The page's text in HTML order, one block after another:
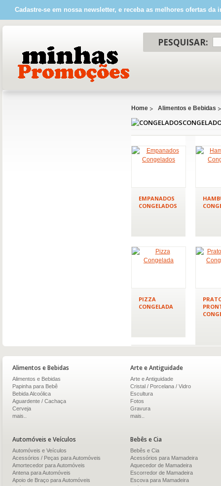
Cadastre-se em nossa newsletter, e receba as melhores ofertas da
PESQUISAR:
Home Alimentos e Bebidas
EMPANADOS
CONGELADOS
PIZZA
CONGELADA
Alimentos e Bebidas
Alimentos e Bebidas
Papinha para Bebê
Bebida Alcoólica
Aguardente / Cachaça
Cerveja
mais..
Arte e Antiguidade
Arte e Antiguidade
Cristal / Porcelana / Vidro
Escultura
Fotos
Gravura
mais..
Automóveis e Veículos
Automóveis e Veículos
Acessórios / Peças para Automóveis
Amortecedor para Automóveis
Antena para Automóveis
Apoio de Braço para Automóveis
Bebês e Cia
Bebês e Cia
Acessórios para Mamadeira
Aquecedor de Mamadeira
Escorredor de Mamadeira
Escova para Mamadeira